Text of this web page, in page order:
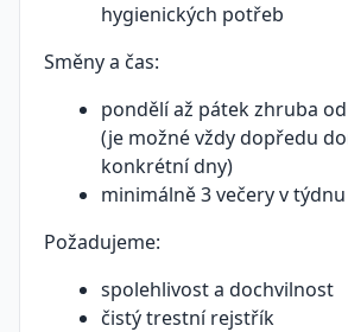
hygienických potřeb
Směny a čas:
pondělí až pátek zhruba
(je možné vždy dopředu
konkrétní dny)
minimálně 3 večery v týdnu
Požadujeme:
spolehlivost a dochvilnost
čistý trestní rejstřík